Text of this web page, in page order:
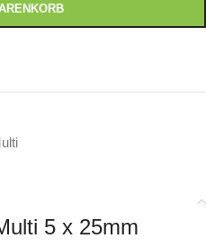
5 x 25mm